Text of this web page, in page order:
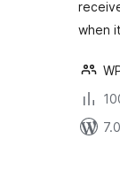
when